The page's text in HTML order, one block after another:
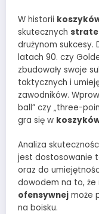
W historii
skutecznych
drużynom sukcesy.
latach 90. czy
zbudowały swoje
taktycznych i
zawodników.
ball” czy „three-
gra się w
Analiza
jest dostosowanie
oraz do
dowodem na to,
ofensywnej może
na boisku.